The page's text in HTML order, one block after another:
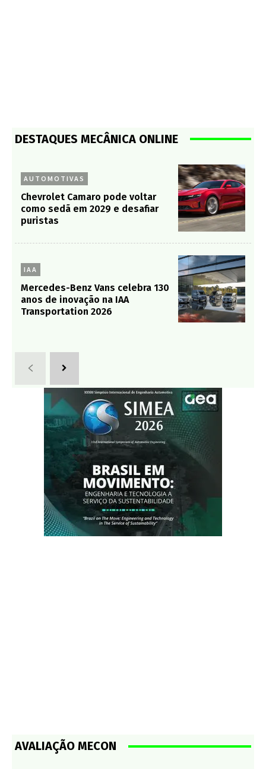
DESTAQUES MECÂNICA ONLINE
AUTOMOTIVAS
Chevrolet Camaro pode voltar
como sedã em 2029 e desafiar
puristas
IAA
Mercedes-Benz Vans celebra 130
anos de inovação na IAA
Transportation 2026
AVALIAÇÃO MECON